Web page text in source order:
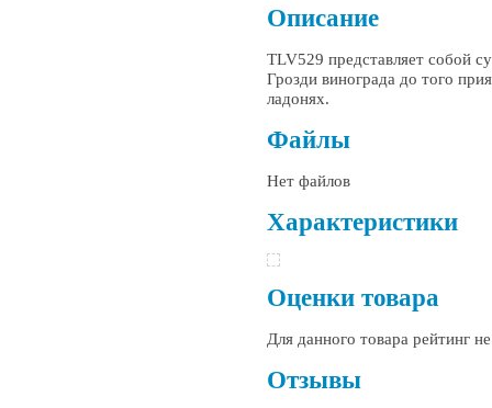
Описание
TLV529 представляет собой
Грозди винограда до того
ладонях.
Файлы
Нет файлов
Характеристики
Оценки товара
Для данного товара рейтинг
Отзывы